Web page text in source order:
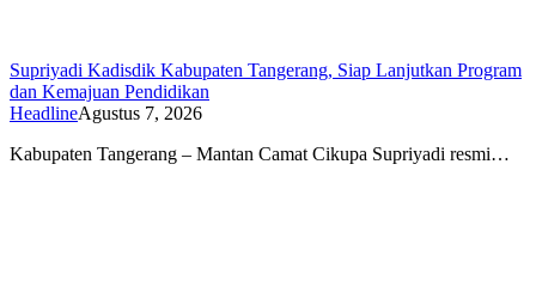
Supriyadi Kadisdik Kabupaten Tangerang, Siap Lanjutkan Program
dan Kemajuan Pendidikan
HeadlineAgustus 7, 2026
Kabupaten Tangerang – Mantan Camat Cikupa Supriyadi resmi…